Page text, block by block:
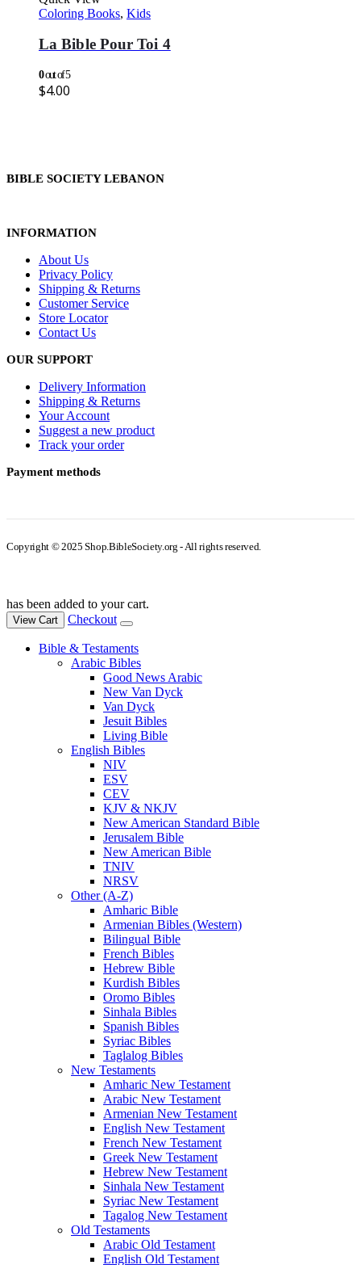
Coloring Books, Kids
La Bible Pour Toi 4
0out of 5
$4.00
BIBLE SOCIETY LEBANON
INFORMATION
About Us
Privacy Policy
Shipping & Returns
Customer Service
Store Locator
Contact Us
OUR SUPPORT
Delivery Information
Shipping & Returns
Your Account
Suggest a new product
Track your order
Payment methods
Copyright © 2025 Shop.BibleSociety.org - All rights reserved.
has been added to your cart.
View Cart Checkout
Bible & Testaments
Arabic Bibles
Good News Arabic
New Van Dyck
Van Dyck
Jesuit Bibles
Living Bible
English Bibles
NIV
ESV
CEV
KJV & NKJV
New American Standard Bible
Jerusalem Bible
New American Bible
TNIV
NRSV
Other (A-Z)
Amharic Bible
Armenian Bibles (Western)
Bilingual Bible
French Bibles
Hebrew Bible
Kurdish Bibles
Oromo Bibles
Sinhala Bibles
Spanish Bibles
Syriac Bibles
Taglalog Bibles
New Testaments
Amharic New Testament
Arabic New Testament
Armenian New Testament
English New Testament
French New Testament
Greek New Testament
Hebrew New Testament
Sinhala New Testament
Syriac New Testament
Tagalog New Testament
Old Testaments
Arabic Old Testament
English Old Testament